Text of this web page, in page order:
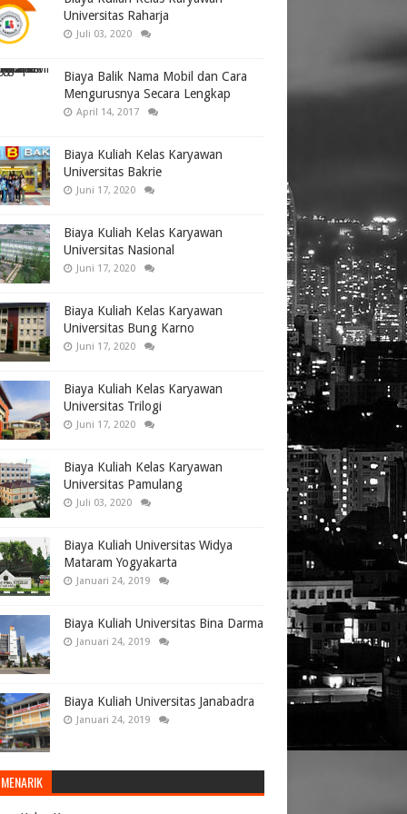
Universitas Raharja
Juli 03, 2020
Biaya Balik Nama Mobil dan Cara
Mengurusnya Secara Lengkap
April 14, 2017
Biaya Kuliah Kelas Karyawan
Universitas Bakrie
Juni 17, 2020
Biaya Kuliah Kelas Karyawan
Universitas Nasional
Juni 17, 2020
Biaya Kuliah Kelas Karyawan
Universitas Bung Karno
Juni 17, 2020
Biaya Kuliah Kelas Karyawan
Universitas Trilogi
Juni 17, 2020
Biaya Kuliah Kelas Karyawan
Universitas Pamulang
Juli 03, 2020
Biaya Kuliah Universitas Widya
Mataram Yogyakarta
Januari 24, 2019
Biaya Kuliah Universitas Bina Darma
Januari 24, 2019
Biaya Kuliah Universitas Janabadra
Januari 24, 2019